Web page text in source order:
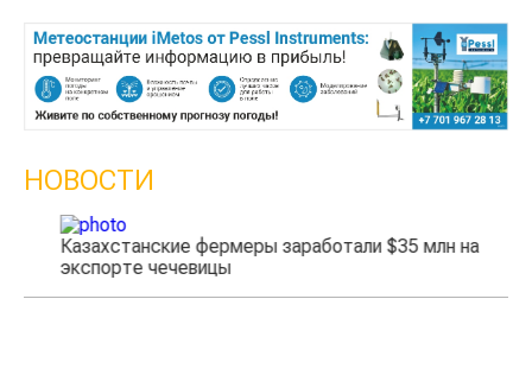
НОВОСТИ
Казахстанские фермеры заработали $35 млн на
экспорте чечевицы